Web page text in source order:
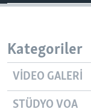
Kategoriler
VIDEO GALERI
STÜDYO VOA